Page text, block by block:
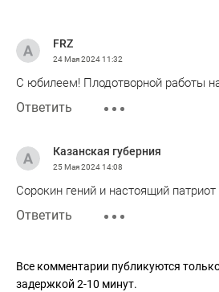
FRZ
24 Мая 202411:32
С юбилеем! Плодотворной работы
Ответить
Казанская губерния
25 Мая 202414:08
Сорокин гений и настоящий патриот
Ответить
Все комментарии публикуются
задержкой 2-10 минут.